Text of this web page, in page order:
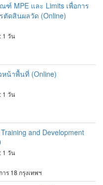
ฑ์ MPE และ Limits เพื่อการ
ตัดสินผลวัด (Online)
1 วัน
น้าพื้นที่ (Online)
1 วัน
and Development
1 วัน
ร 18 กรุงเทพฯ